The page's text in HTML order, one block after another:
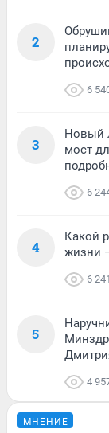
2
6
3
Новый
мост
6
4
Какой
жизни
6 241
5
4
МНЕНИЕ